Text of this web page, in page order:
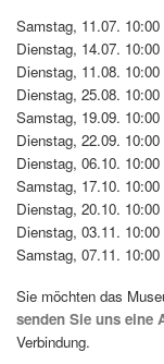
Samstag, 11.07. 10:00
Dienstag, 14.07. 10:00
Dienstag, 11.08. 10:00
Dienstag, 25.08. 10:00
Samstag, 19.09. 10:00
Dienstag, 22.09. 10:00
Dienstag, 06.10. 10:00
Samstag, 17.10. 10:00
Dienstag, 20.10. 10:00
Dienstag, 03.11. 10:00
Samstag, 07.11. 10:00
Sie möchten das
senden Sie uns eine
Verbindung.